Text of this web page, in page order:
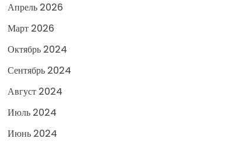
Апрель 2026
Март 2026
Октябрь 2024
Сентябрь 2024
Август 2024
Июль 2024
Июнь 2024